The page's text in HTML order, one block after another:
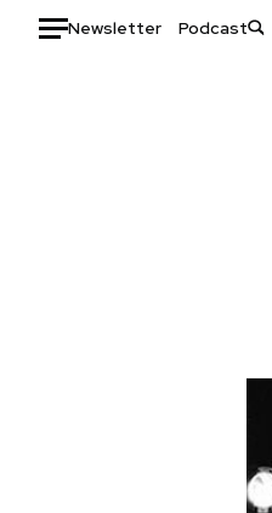
Newsletter Podcast